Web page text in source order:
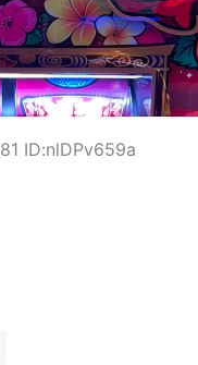
ID:nlDPv659a